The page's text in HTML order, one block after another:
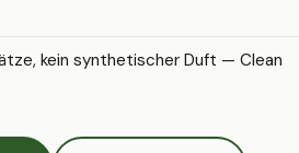
kein synthetischer Duft — Clean